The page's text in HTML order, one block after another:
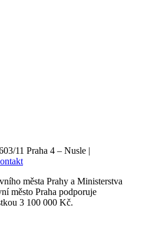
11 Praha 4 – Nusle |
města Prahy a Ministerstva
město Praha podporuje
3 100 000 Kč.